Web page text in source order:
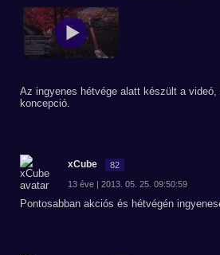
Az ingyenes hétvége alatt készült a
koncepció.
xCube 82
13 éve | 2013. 05. 25. 09:50:59
Pontosabban akciós és hétvégén